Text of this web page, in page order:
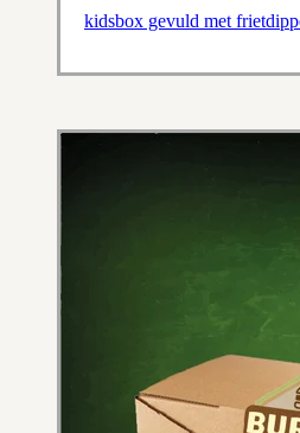
kidsbox gevuld met